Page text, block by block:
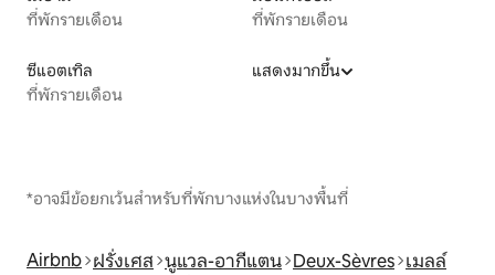
ที่พักรายเดือน
ที่พักรายเดือน
ซีแอตเทิล
ที่พักรายเดือน
แสดงมากขึ้น
*อาจมีข้อยกเว้นสำหรับที่พักบางแห่งในบางพื้นที่
Airbnb ฝรั่งเศส นูแวล-อากีแตน Deux-Sèvres เมลล์